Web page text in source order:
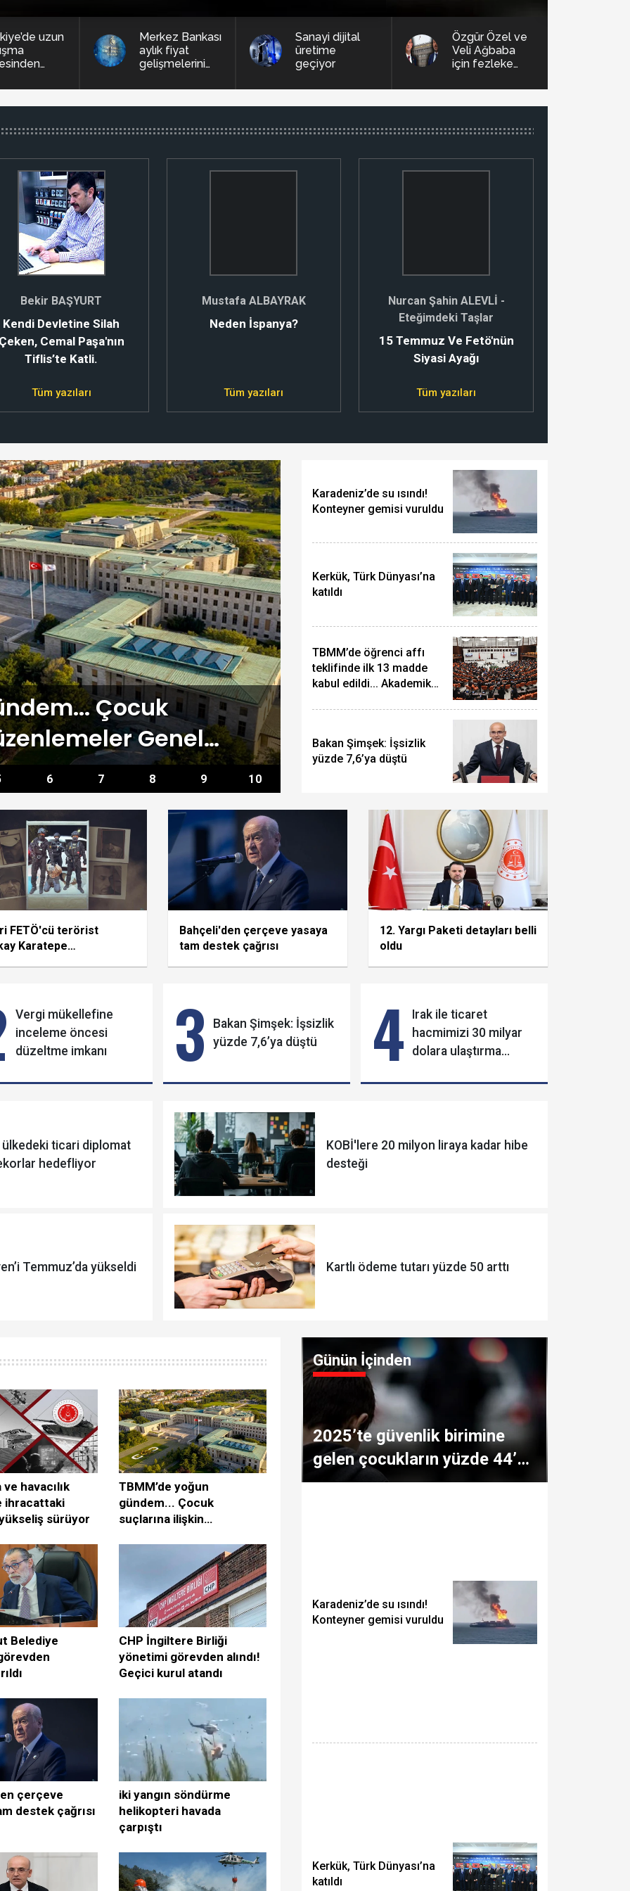
uzun
geçiş
Merkez Bankası
aylık fiyat
gelişmelerini
Sanayi dijital
üretime
geçiyor
Özgür Özel ve
Veli Ağbaba
için fezleke
Bekir BAŞYURT
Kendi Devletine Silah
Çeken, Cemal Paşa'nın
Tiflis’te Katli.
Tüm yazıları
Mustafa ALBAYRAK
Neden İspanya?
Tüm yazıları
Nurcan Şahin ALEVLİ -
Eteğimdeki Taşlar
15 Temmuz Ve Fetö'nün
Siyasi Ayağı
Tüm yazıları
Çocuk
Genel
Cumhurbaşkanı Erdoğan,
Arabistan Veliaht Prensi ile
6 7 8 9 10
Karadeniz’de su ısındı!
Konteyner gemisi vuruldu
Kerkük, Türk Dünyası’na
katıldı
TBMM’de öğrenci affı
teklifinde ilk 13 madde
kabul edildi... Akademik
Bakan Şimşek: İşsizlik
yüzde 7,6’ya düştü
FETÖ'cü terörist
Karatepe
Bahçeli'den çerçeve yasaya
tam destek çağrısı
12. Yargı Paketi detayları belli
oldu
Vergi mükellefine
inceleme öncesi
düzeltme imkanı
3
Bakan Şimşek: İşsizlik
yüzde 7,6’ya düştü
4
Irak ile ticaret
hacmimizi 30 milyar
dolara ulaştırma
ticari diplomat
hedefliyor
KOBİ'lere 20 milyon liraya kadar hibe
desteği
Temmuz’da yükseldi Kartlı ödeme tutarı yüzde 50 arttı
havacılık
ihracattaki
sürüyor
TBMM’de yoğun
gündem... Çocuk
suçlarına ilişkin
Kurul’da görüşülecek
Belediye
CHP İngiltere Birliği
yönetimi görevden alındı!
Geçici kurul atandı
çerçeve
destek çağrısı
iki yangın söndürme
helikopteri havada
çarpıştı
Günün İçinden
2025’te güvenlik birimine
gelen çocukların yüzde 44’ü
mağdur!
Karadeniz’de su ısındı!
Konteyner gemisi vuruldu
Kerkük, Türk Dünyası’na
katıldı